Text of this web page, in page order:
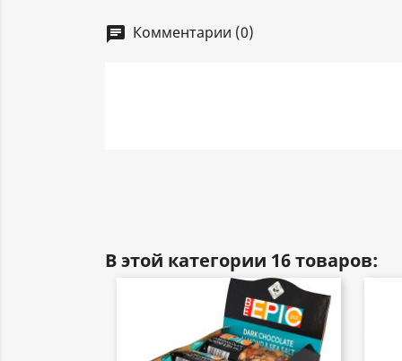
chat Комментарии (0)
В этой категории 16 товаров: